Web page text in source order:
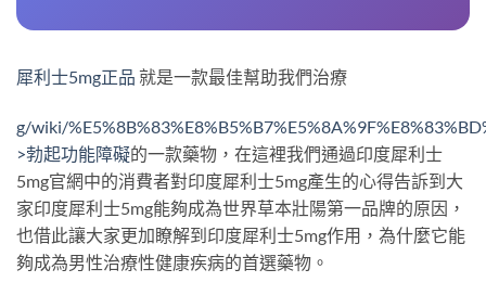
犀利士5mg正品 就是一款最佳幫助我們治療
g/wiki/
>勃起功能障礙的一款藥物，在這裡我們通過印度犀利士
5mg官網中的消費者對印度犀利士5mg產生的心得告訴到大
家印度犀利士5mg能夠成為世界草本壯陽第一品牌的原因，
也借此讓大家更加瞭解到印度犀利士5mg作用，為什麼它能
夠成為男性治療性健康疾病的首選藥物。